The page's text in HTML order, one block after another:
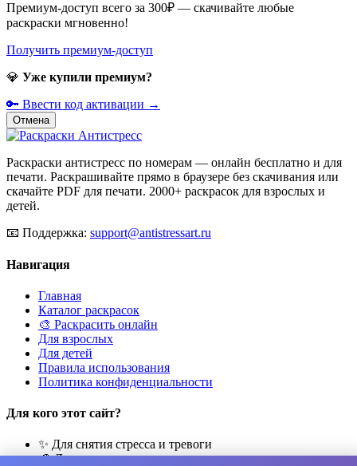
Премиум-доступ всего за 300₽ — скачивайте любые
раскраски мгновенно!
Получить премиум-доступ
💎 Уже купили премиум?
🔑 Ввести код активации →
Отмена
Раскраски антистресс по номерам — онлайн бесплатно и для
печати. Раскрашивайте прямо в браузере без скачивания или
скачайте PDF для печати. 2000+ раскрасок для взрослых и
детей.
📧 Поддержка: support@antistressart.ru
Навигация
Главная
Каталог раскрасок
🎨 Раскрасить онлайн
Для взрослых
Для детей
Правила использования
Политика конфиденциальности
Для кого этот сайт?
✨ Для снятия стресса и тревоги
🎨 Для развития креативности